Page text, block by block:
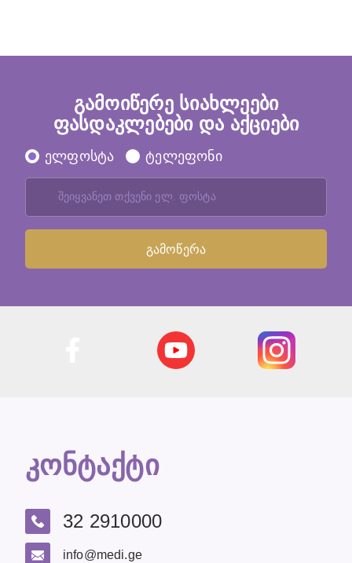
გამოიწერე სიახლეები
ფასდაკლებები და აქციები
ელფოსტა ტელეფონი
კონტაქტი
32 2910000
info@medi.ge